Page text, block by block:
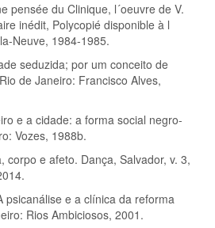
pensée du Clinique, l´oeuvre de V.
inédit, Polycopié disponible à l
Neuve, 1984-1985.
seduzida; por um conceito de
de Janeiro: Francisco Alves,
e a cidade: a forma social negro-
Vozes, 1988b.
corpo e afeto. Dança, Salvador, v. 3,
psicanálise e a clínica da reforma
Rios Ambiciosos, 2001.